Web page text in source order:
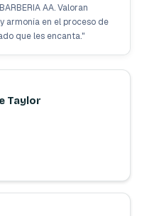
AA. Valoran
armonía en el proceso de
que les encanta."
Taylor